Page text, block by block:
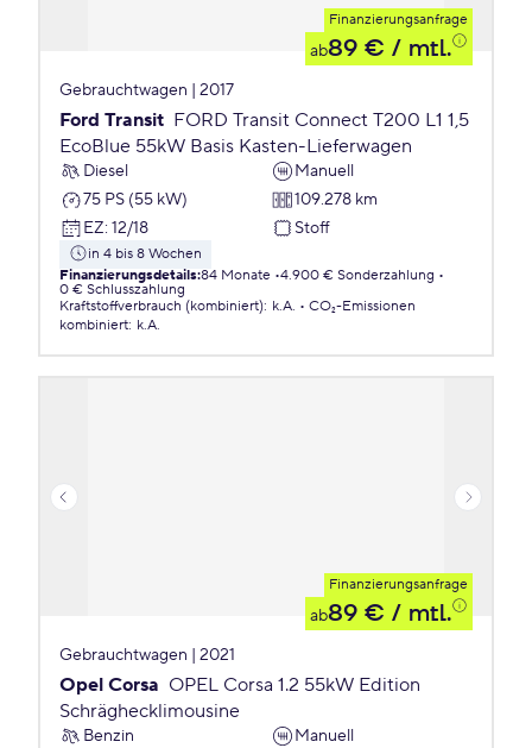
Finanzierungsanfrage
ab89 € / mtl.
Gebrauchtwagen | 2017
Ford Transit FORD Transit Connect T200 L1 1,5
EcoBlue 55kW Basis Kasten-Lieferwagen
Diesel
Manuell
75 PS (55 kW)
109.278 km
EZ: 12/18 Stoff
in 4 bis 8 Wochen
Finanzierungsdetails:84 Monate 4.900 € Sonderzahlung
0 € Schlusszahlung
Kraftstoffverbrauch (kombiniert): k.A.
CO₂-Emissionen
kombiniert: k.A.
Finanzierungsanfrage
ab89 € / mtl.
Gebrauchtwagen | 2021
Opel Corsa OPEL Corsa 1.2 55kW Edition
Schräghecklimousine
Benzin
Manuell